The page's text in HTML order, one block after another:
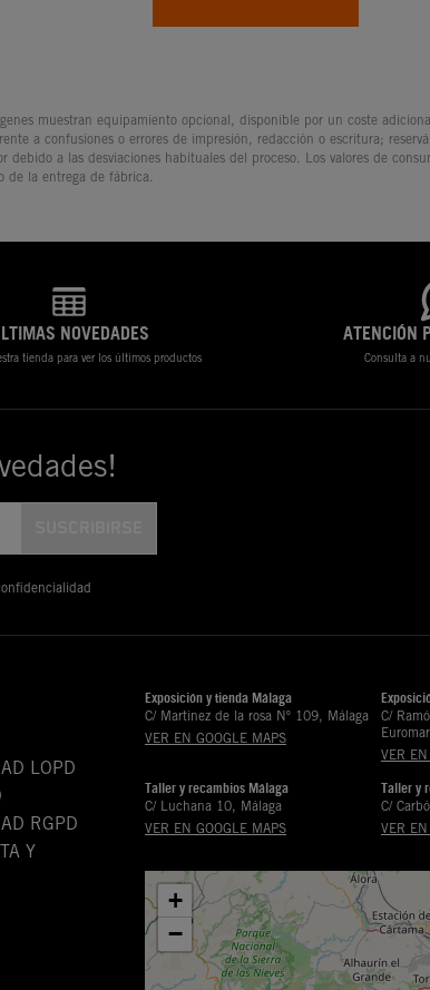
muestran equipamiento opcional, disponible por un coste
a confusiones o errores de impresión, redacción o escritura;
a las desviaciones habituales del proceso. Los valores de
de la entrega de fábrica.
NOVEDADES
tienda para ver los últimos productos
ATENCIÓN
Consulta a
LOPD
RGPD
Y
Exposición y tienda Málaga
C/ Martinez de la rosa Nº 109, Málaga
VER EN GOOGLE MAPS
C/
VER
Taller y recambios Málaga
C/ Luchana 10, Málaga
VER EN GOOGLE MAPS
Taller y
C/
VER
+
−